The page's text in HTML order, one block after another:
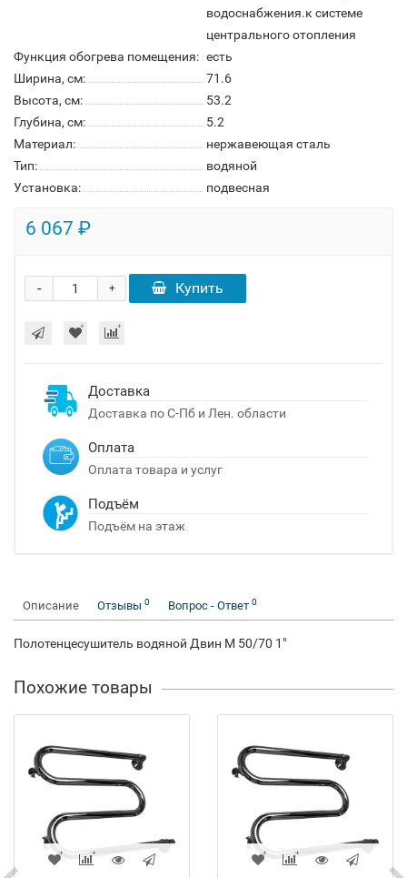
водоснабжения.к системе
центрального отопления
Функция обогрева помещения: есть
Ширина, см:
71.6
Высота, см:
53.2
Глубина, см:
5.2
Материал:
нержавеющая сталь
Тип:
водяной
Установка:
подвесная
6 067 ₽
+
- Купить
Доставка
Доставка по С-Пб и Лен. области
Оплата
Оплата товара и услуг
Подъём
Подъём на этаж
Описание Отзывы 0 Вопрос - Ответ 0
Полотенцесушитель водяной Двин M 50/70 1"
Похожие товары